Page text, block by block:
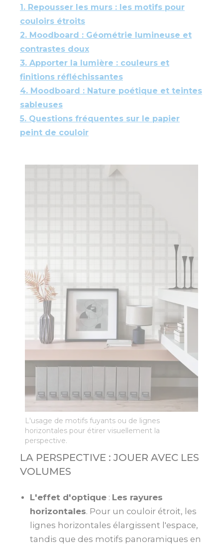
1. Repousser les murs : les motifs pour
couloirs étroits
2. Moodboard : Géométrie lumineuse et
contrastes doux
3. Apporter la lumière : couleurs et
finitions réfléchissantes
4. Moodboard : Nature poétique et teintes
sableuses
5. Questions fréquentes sur le papier
peint de couloir
L'usage de motifs fuyants ou de lignes
horizontales pour étirer visuellement la
perspective.
LA PERSPECTIVE : JOUER AVEC LES
VOLUMES
L'effet d'optique : Les rayures
horizontales. Pour un couloir étroit, les
lignes horizontales élargissent l'espace,
tandis que des motifs panoramiques en